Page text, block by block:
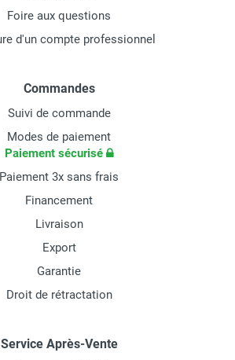
Foire aux questions
d'un compte professionnel
Commandes
Suivi de commande
Modes de paiement
Paiement sécurisé
Paiement 3x sans frais
Financement
Livraison
Export
Garantie
Droit de rétractation
Service Après-Vente